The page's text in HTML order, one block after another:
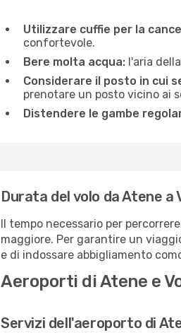
Utilizzare cuffie per la
confortevole.
Bere molta acqua: l'aria
Considerare il posto in cui
prenotare un posto vicino ai
Distendere le gambe
Durata del volo da Atene a
Il tempo necessario per
maggiore. Per garantire un
e di indossare abbigliamento
Aeroporti di Atene e
Servizi dell'aeroporto di